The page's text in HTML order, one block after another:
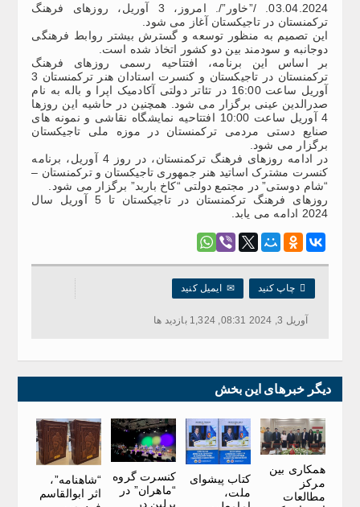
03.04.2024. /”خاور”/. امروز، 3 آوریل، روزهای فرهنگ
ترکمنستان در تاجیکستان آغاز می شود.
این تصمیم به منظور توسعه و گسترش بیشتر روابط فرهنگی
دوجانبه و سودمند بین دو کشور اتخاذ شده است.
بر اساس این برنامه، افتتاحیه رسمی روزهای فرهنگ
ترکمنستان در تاجیکستان و کنسرت استادان هنر ترکمنستان 3
آوریل ساعت 16:00 در تئاتر دولتی آکادمیک اپرا و باله به نام
صدرالدین عینی برگزار می شود. همچنین در حاشیه این روزها
4 آوریل ساعت 10:00 افتتاحیه نمایشگاه نقاشی و نمونه های
صنایع دستی مردمی ترکمنستان در موزه ملی تاجیکستان
برگزار می شود.
در ادامه روزهای فرهنگ ترکمنستان، در روز 4 آوریل، برنامه
کنسرت مشترک اساتید هنر جمهوری تاجیکستان و ترکمنستان –
“شام دوستی” در مجتمع دولتی “کاخ باربد” برگزار می شود.
روزهای فرهنگ ترکمنستان در تاجیکستان تا 5 آوریل سال
2024 ادامه می یابد.
 چاپ کنید ✉ایمیل کنید
آوریل 3, 2024 08:31, 1,324 بازدید ها
دیگر خبرهای این بخش
همکاری بین
مرکز
مطالعات
کتاب پیشوای
ملت،
کنسرت گروه
“ماهران” در
برلین در
“شاهنامه”،
اثر ابوالقاسم